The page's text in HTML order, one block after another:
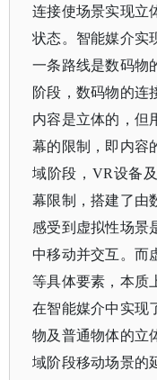
连接使场景实现立
状态。智能媒介实
一条路线是数码物
阶段，数码物的连
内容是立体的，但
幕的限制，即内容
域阶段， VR设备
幕限制，搭建了由
感受到虚拟性场景
中移动并交互。而
等具体要素，本质
在智能媒介中实现
物及普通物体的立
域阶段移动场景的